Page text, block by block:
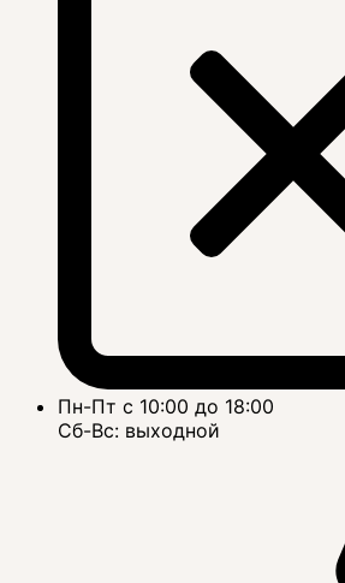
Пн-Пт с 10:00 до 18:00
Сб-Вс: выходной